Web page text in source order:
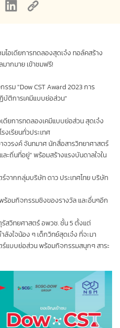
ไอเดียการทดลองสุดเจ๋ง ทอล์คสร้าง
ากมาย เข้าชมฟรี!
รม "Dow CST Award 2023 การ
บัติการเคมีแบบย่อส่วน"
ดียการทดลองเคมีแบบย่อส่วน สุดเจ๋ง
งเรียนทั่วประเทศ
วรงค์ จันทมาศ นักสื่อสารวิทยาศาสตร์
ะถิ่นที่อยู่" พร้อมสร้างแรงบันดาลใจใน
จากกลุ่มบริษัท ดาว ประเทศไทย บริษัท
อมกิจกรรมชิงของรางวัล และอื่นๆอีก
สวิทยศาสตร์ อพวช. ชั้น 5 ตั้งแต่
ลังใจน้อง ๆ เด็กวิทย์สุดเจ๋ง ที่จะมา
ร์แบบย่อส่วน พร้อมกิจกรรมสนุกๆ สาระ